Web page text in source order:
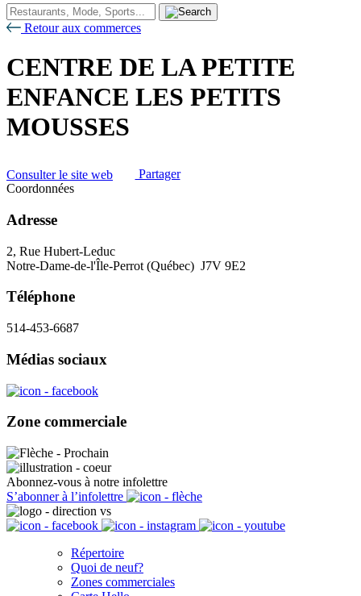
Retour aux commerces
CENTRE DE LA PETITE
ENFANCE LES PETITS
MOUSSES
Consulter le site web
Partager
Coordonnées
Adresse
2, Rue Hubert-Leduc
Notre-Dame-de-l'Île-Perrot (Québec) J7V 9E2
Téléphone
514-453-6687
Médias sociaux
Zone commerciale
Abonnez-vous à notre infolettre
S’abonner à l’infolettre
Répertoire
Quoi de neuf?
Zones commerciales